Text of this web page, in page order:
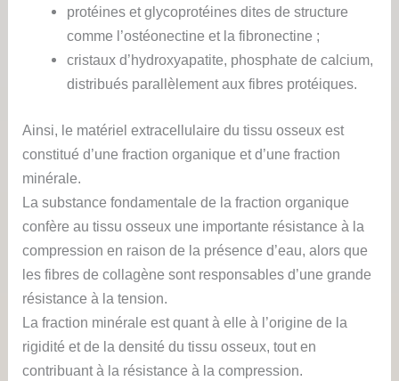
protéines et glycoprotéines dites de structure
comme l’ostéonectine et la fibronectine ;
cristaux d’hydroxyapatite, phosphate de calcium,
distribués parallèlement aux fibres protéiques.
Ainsi, le matériel extracellulaire du tissu osseux est
constitué d’une fraction organique et d’une fraction
minérale.
La substance fondamentale de la fraction organique
confère au tissu osseux une importante résistance à la
compression en raison de la présence d’eau, alors que
les fibres de collagène sont responsables d’une grande
résistance à la tension.
La fraction minérale est quant à elle à l’origine de la
rigidité et de la densité du tissu osseux, tout en
contribuant à la résistance à la compression.